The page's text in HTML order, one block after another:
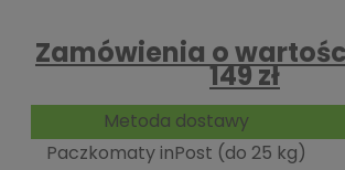
Zamówienia o
149 zł
Metoda dostawy
Paczkomaty inPost (do 25 kg)